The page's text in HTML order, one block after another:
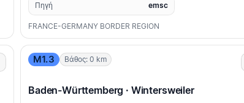
Πηγή emsc
FRANCE-GERMANY BORDER REGION
M1.3 Βάθος: 0 km
Baden-Württemberg · Wintersweiler